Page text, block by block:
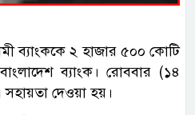
ব্যাংককে ২ হাজার ৫০০ কোটি
ব্যাংক। রোববার (১৪
সহায়তা দেওয়া হয়।